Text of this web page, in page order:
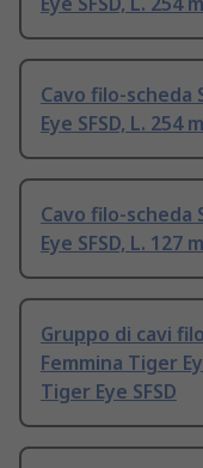
Cavo filo-scheda
Eye SFSD, L. 254
Cavo filo-scheda
Eye SFSD, L. 127
Gruppo di cavi
Femmina Tiger
Tiger Eye SFSD